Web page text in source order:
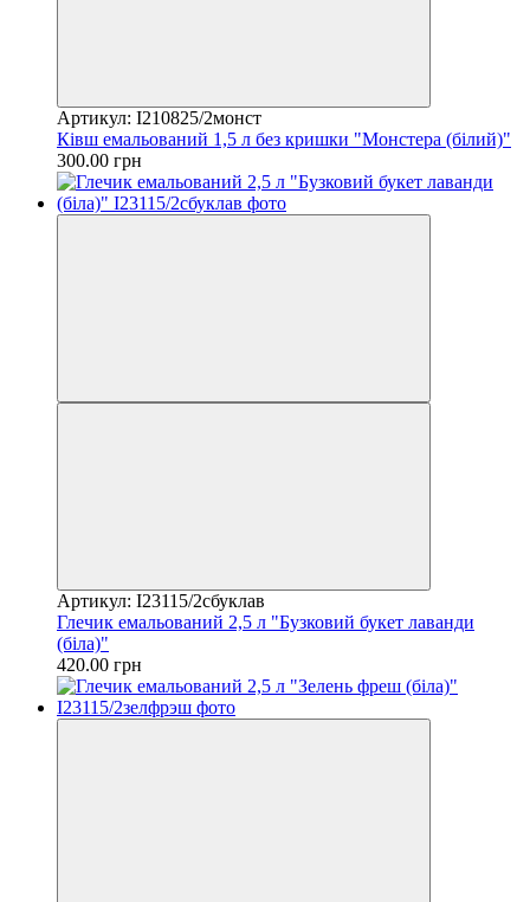
Артикул: I210825/2монст
Ківш емальований 1,5 л без кришки "Монстера (білий)"
300.00 грн
Артикул: I23115/2сбуклав
Глечик емальований 2,5 л "Бузковий букет лаванди
(біла)"
420.00 грн